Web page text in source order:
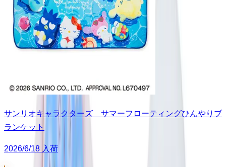
サンリオキャラクターズ サマーフローティングひんやりブ
ランケット
2026/6/18 入荷